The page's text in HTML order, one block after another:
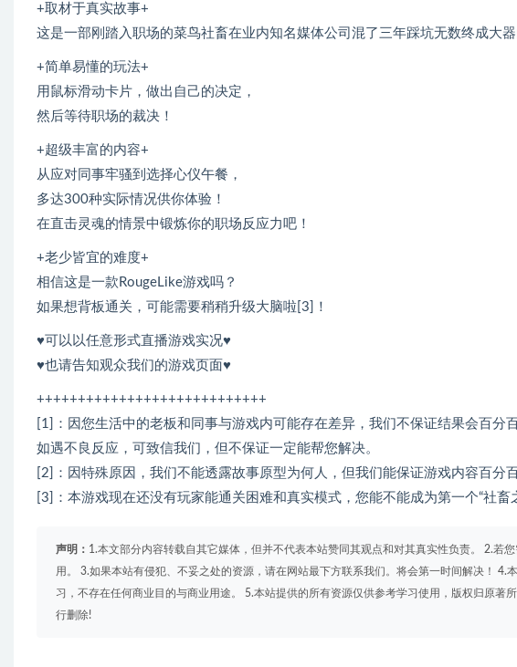
+取材于真实故事+
这是一部刚踏入职场的菜鸟社畜在业内知名媒体公司混了三年踩坑无数终成大器
+简单易懂的玩法+
用鼠标滑动卡片，做出自己的决定，
然后等待职场的裁决！
+超级丰富的内容+
从应对同事牢骚到选择心仪午餐，
多达300种实际情况供你体验！
在直击灵魂的情景中锻炼你的职场反应力吧！
+老少皆宜的难度+
相信这是一款RougeLike游戏吗？
如果想背板通关，可能需要稍稍升级大脑啦[3]！
♥可以以任意形式直播游戏实况♥
♥也请告知观众我们的游戏页面♥
++++++++++++++++++++++++++++
[1]：因您生活中的老板和同事与游戏内可能存在差异，我们不保证结果会百分
如遇不良反应，可致信我们，但不保证一定能帮您解决。
[2]：因特殊原因，我们不能透露故事原型为何人，但我们能保证游戏内容百分
[3]：本游戏现在还没有玩家能通关困难和真实模式，您能不能成为第一个“社畜
声明： 1.本文部分内容转载自其它媒体，但并不代表本站赞同其观点和对其真实性负责。 2.若
用。 3.如果本站有侵犯、不妥之处的资源，请在网站最下方联系我们。将会第一时间解决！ 4.
习，不存在任何商业目的与商业用途。 5.本站提供的所有资源仅供参考学习使用，版权归原著
行删除!